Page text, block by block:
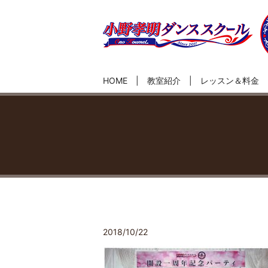
HOME 教室紹介 レッスン＆料金
2018/10/22